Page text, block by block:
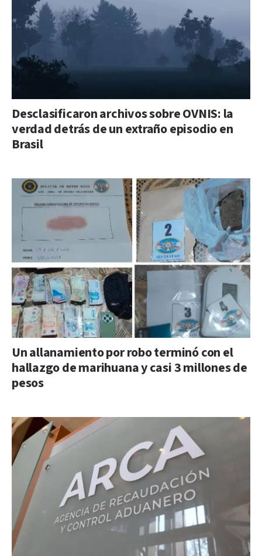
Desclasificaron archivos sobre OVNIS: la
verdad detrás de un extraño episodio en
Brasil
Un allanamiento por robo terminó con el
hallazgo de marihuana y casi 3 millones de
pesos